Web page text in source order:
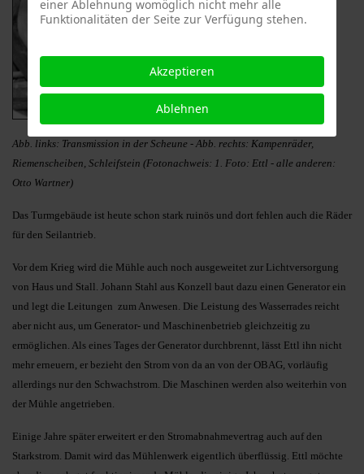
Abb. links: Transmission in der Scheune - Abb. rechts: Kampenräder,
Riemenscheiben, Schleifstein (Fotonachweis: 1. Foto: Ettl - alle anderen:
Otto Wartner)
Das Turmgebäude ist heute schon stark ruinös und dort fehlen auch die Räder
für den Seilantrieb.
Vor dem Krieg wird die Mühle auch noch ausgeweitet zur Lichtversorgung
von Haus und Stall. Johann Stahl aus Konzell baut dazu einen Generator ein
und legt die Leitungen zum Anwesen. Die Leistung des Wasserrades reicht
aber nicht aus, um Generator- und Maschinenbetrieb gleichzeitig zu
ermöglichen. Als eines Tages der Generator durchbrennt, lässt Ettl ihn nicht
mehr erneuern, er bezieht den Strom von da an von der OBAG, vorläufig
allerdings nur den Schwachstrom. Die Maschinen werden also weiterhin von
der Mühle angetrieben.
Einige Jahre später erweitert er den Stromabnahmevertrag auch auf den
Starkstrom. Damit wird das Mühlenwerk eigentlich überflüssig. Ettl möchte
einer Ablehnung womöglich nicht mehr alle
Funktionalitäten der Seite zur Verfügung stehen.
Akzeptieren
Ablehnen